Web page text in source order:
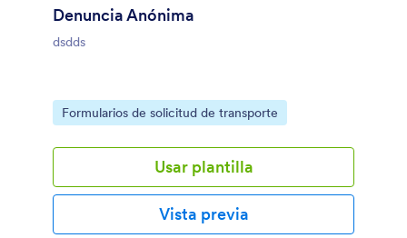
Denuncia Anónima
dsdds
Go to Category:
Formularios de solicitud de transporte
Usar plantilla
Vista previa